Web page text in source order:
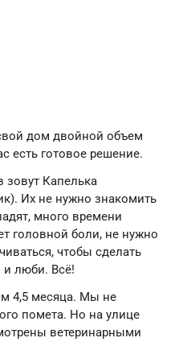
дом двойной объем
есть готовое решение.
зовут Капелька
Их не нужно знакомить
много времени
головной боли, не нужно
чтобы сделать
и люби. Всё!
4,5 месяца. Мы не
помета. Но на улице
ветеринарными